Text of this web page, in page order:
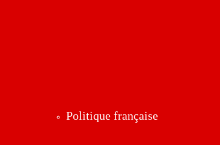
Politique française